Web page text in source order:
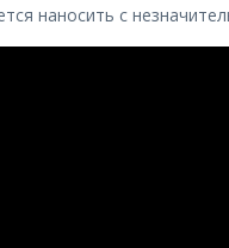
наносить с